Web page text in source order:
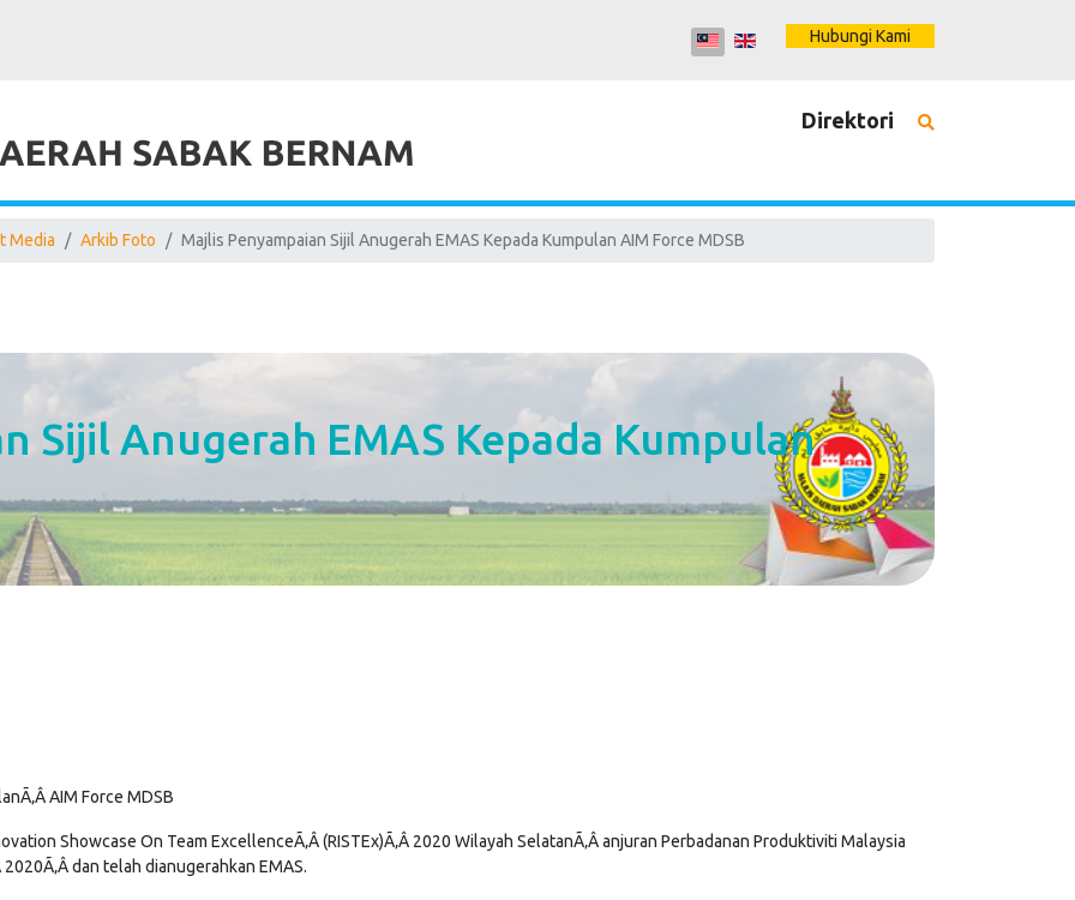
Hubungi Kami
Direktori
Media Arkib Foto Majlis Penyampaian Sijil Anugerah EMAS Kepada Kumpulan AIM Force MDSB
Sijil Anugerah EMAS Kepada Kumpulan
AIM Force MDSB
Showcase On Team ExcellenceÃ‚Â (RISTEx)Ã‚Â 2020 Wilayah SelatanÃ‚Â anjuran Perbadanan Produktiviti Malaysia
2020Ã‚Â dan telah dianugerahkan EMAS.